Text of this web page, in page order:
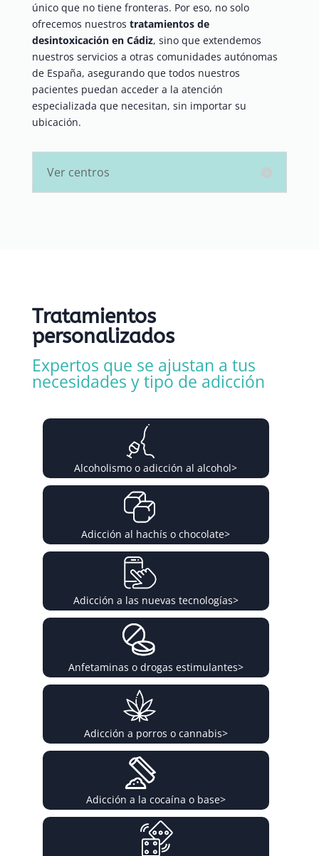
único que no tiene fronteras. Por eso, no solo
ofrecemos nuestros tratamientos de
desintoxicación en Cádiz, sino que extendemos
nuestros servicios a otras comunidades autónomas
de España, asegurando que todos nuestros
pacientes puedan acceder a la atención
especializada que necesitan, sin importar su
ubicación.
Ver centros
Tratamientos
personalizados
Expertos que se ajustan a tus
necesidades y tipo de adicción
Alcoholismo o adicción al alcohol>
Adicción al hachís o chocolate>
Adicción a las nuevas tecnologías>
Anfetaminas o drogas estimulantes>
Adicción a porros o cannabis>
Adicción a la cocaína o base>